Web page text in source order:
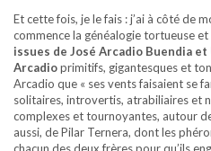
Et cette fois, je le fais : j’ai à côté de
commence la généalogie tortueuse
issues de José Arcadio Buendia
Arcadioprimitifs, gigantesques et
Arcadio que « ses vents faisaient se
solitaires, introvertis, atrabiliaires et
complexes et tournoyantes, autour
aussi, de Pilar Ternera, dont les